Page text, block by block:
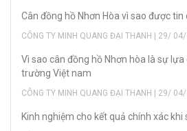
Cân đồng hồ Nhơn Hòa vì sao được tin
CÔNG TY MINH QUANG ĐẠI THANH | 29/
Vì sao cân đồng hồ Nhơn hòa là sự
trường Việt nam
CÔNG TY MINH QUANG ĐẠI THANH | 29/
Kinh nghiệm cho kết quả chính xác